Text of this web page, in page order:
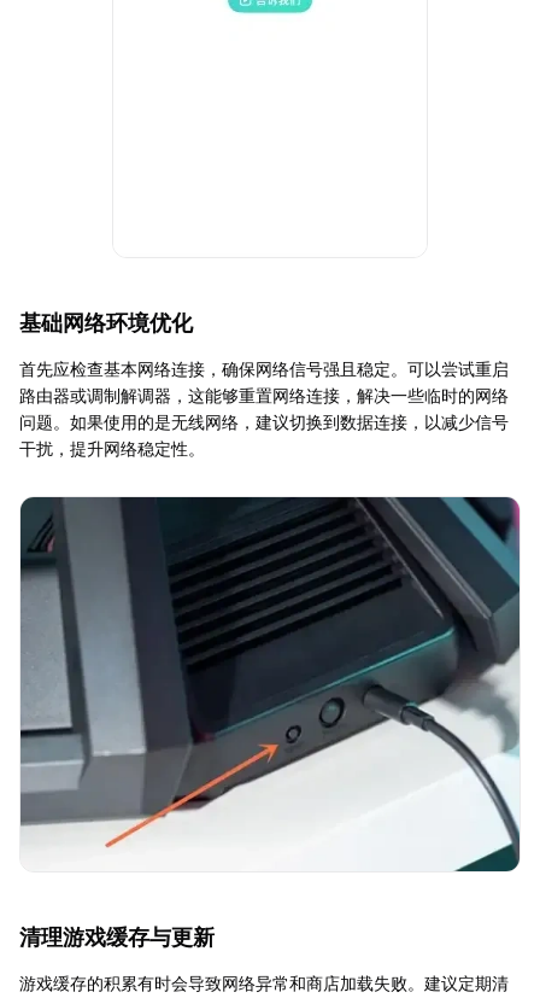
基础网络环境优化
首先应检查基本网络连接，确保网络信号强且稳定。可以尝试重启
路由器或调制解调器，这能够重置网络连接，解决一些临时的网络
问题。如果使用的是无线网络，建议切换到数据连接，以减少信号
干扰，提升网络稳定性。
清理游戏缓存与更新
游戏缓存的积累有时会导致网络异常和商店加载失败。建议定期清